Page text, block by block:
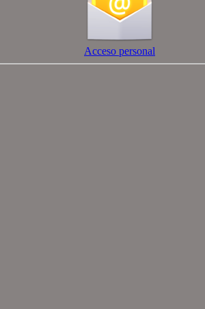
Acceso personal